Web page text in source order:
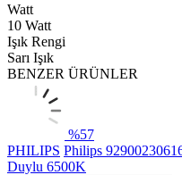
Watt
10 Watt
Işık Rengi
Sarı Işık
BENZER ÜRÜNLER
%57
PHILIPS Philips
Duylu 6500K